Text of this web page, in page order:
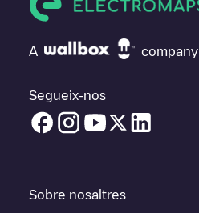
A company
Segueix-nos
Sobre nosaltres